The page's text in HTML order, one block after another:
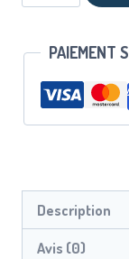
PAIEMENT
Description
Avis (0)